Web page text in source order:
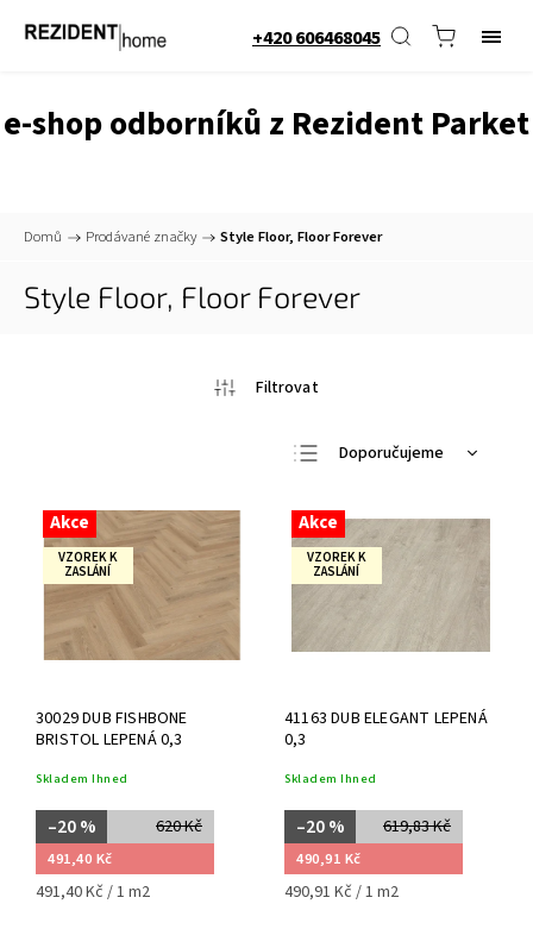
+420 606468045
e-shop odborníků z Rezident Parket
Domů / Prodávané značky / Style Floor, Floor Forever
Style Floor, Floor Forever
Doporučujeme
Nejdražší
Nejprodávanější
Abecedně
Akce
VZOREK K
ZASLÁNÍ
30029 DUB FISHBONE
BRISTOL LEPENÁ 0,3
Skladem Ihned
620 Kč
–20 %
491,40 Kč
491,40 Kč / 1 m2
Akce
VZOREK K
ZASLÁNÍ
41163 DUB ELEGANT LEPENÁ
0,3
Skladem Ihned
619,83 Kč
–20 %
490,91 Kč
490,91 Kč / 1 m2